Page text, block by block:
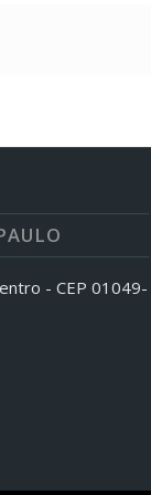
- CEP 01049-